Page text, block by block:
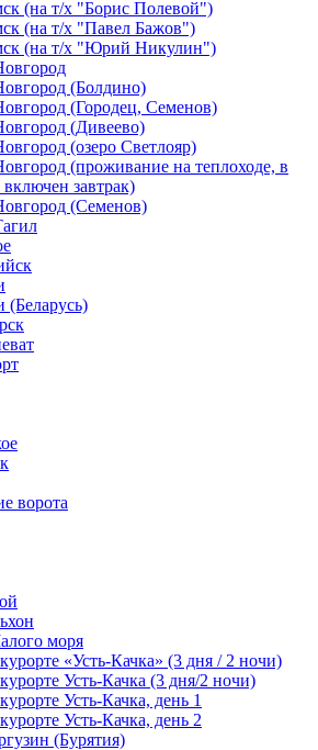
(на т/х "Борис Полевой")
(на т/х "Павел Бажов")
(на т/х "Юрий Никулин")
(Болдино)
(Городец, Семенов)
(Дивеево)
(озеро Светлояр)
(проживание на теплоходе, в
включен завтрак)
(Семенов)
(Беларусь)
ворота
моря
«Усть-Качка» (3 дня / 2 ночи)
Усть-Качка (3 дня/2 ночи)
Усть-Качка, день 1
Усть-Качка, день 2
(Бурятия)